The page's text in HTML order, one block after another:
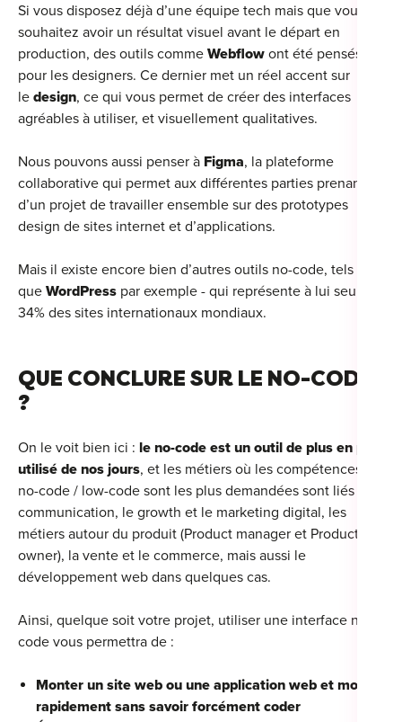
Si vous disposez déjà d’une équipe tech mais que vous
souhaitez avoir un résultat visuel avant le départ en
production, des outils comme Webflow ont été pensés
pour les designers. Ce dernier met un réel accent sur
le design, ce qui vous permet de créer des interfaces
agréables à utiliser, et visuellement qualitatives.
Nous pouvons aussi penser à Figma, la plateforme
collaborative qui permet aux différentes parties prenantes
d’un projet de travailler ensemble sur des prototypes
design de sites internet et d’applications.
Mais il existe encore bien d’autres outils no-code, tels
que WordPress par exemple - qui représente à lui seul
34% des sites internationaux mondiaux.
QUE CONCLURE SUR LE NO-CODE
?
On le voit bien ici : le no-code est un outil de plus en plus
utilisé de nos jours, et les métiers où les compétences en
no-code / low-code sont les plus demandées sont liés à la
communication, le growth et le marketing digital, les
métiers autour du produit (Product manager et Product
owner), la vente et le commerce, mais aussi le
développement web dans quelques cas.
Ainsi, quelque soit votre projet, utiliser une interface no-
code vous permettra de :
Monter un site web ou une application web et mobile
rapidement sans savoir forcément coder